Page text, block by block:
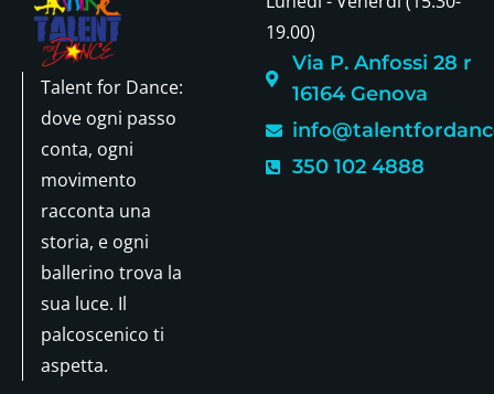
Talent for Dance:
dove ogni passo
conta, ogni
movimento
racconta una
storia, e ogni
ballerino trova la
sua luce. Il
palcoscenico ti
aspetta.
19.00)
Via P. Anfossi 28 r
16164 Genova
350 102 4888